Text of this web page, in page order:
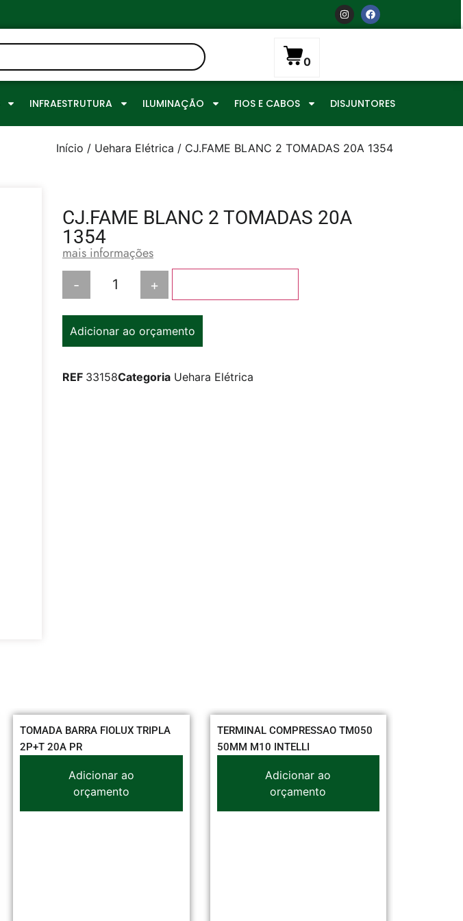
0
INFRAESTRUTURA ILUMINAÇÃO FIOS E CABOS DISJUNTORES
Início / Uehara Elétrica / CJ.FAME BLANC 2 TOMADAS 20A 1354
CJ.FAME BLANC 2 TOMADAS 20A
1354
mais informações
- +
Adicionar ao orçamento
REF 33158Categoria Uehara Elétrica
TOMADA BARRA FIOLUX TRIPLA
2P+T 20A PR
Adicionar ao
orçamento
TERMINAL COMPRESSAO TM050
50MM M10 INTELLI
Adicionar ao
orçamento